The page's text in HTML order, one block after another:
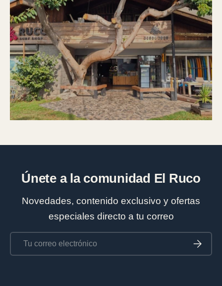
Únete a la comunidad El Ruco
Novedades, contenido exclusivo y ofertas
especiales directo a tu correo
Correo electrónico